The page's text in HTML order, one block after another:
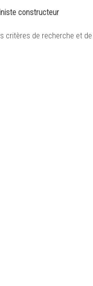
constructeur
critères de recherche et